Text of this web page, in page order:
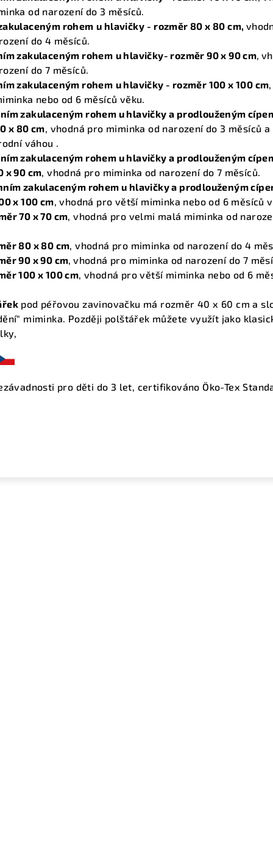
od narození do 3 měsíců.
rohem u hlavičky - rozměr 80 x 80 cm,
do 4 měsíců.
zakulaceným rohem u hlavičky- rozměr 90 x 90 cm
do 7 měsíců.
zakulaceným rohem u hlavičky - rozměr 100 x 100 cm
nebo od 6 měsíců věku.
zakulaceným rohem u hlavičky a prodlouženým
x 80 cm , vhodná pro miminka od narození do 3 měsíců
váhou .
zakulaceným rohem u hlavičky a prodlouženým
x 90 cm , vhodná pro miminka od narození do 7 měsíců.
zakulaceným rohem u hlavičky a prodlouženým
x 100 cm , vhodná pro větší miminka nebo od 6 měsíců
70 x 70 cm , vhodná pro velmi malá miminka od
80 x 80 cm , vhodná pro miminka od narození do 4
90 x 90 cm vhodná pro miminka od narození do 7
100 x 100 cm , vhodná pro větší miminka nebo od 6
pod péřovou zavinovačku má rozměr 40 x 60 cm a
miminka. Později polštářek můžete využít jako
pro děti do 3 let, certifikováno Öko-Tex